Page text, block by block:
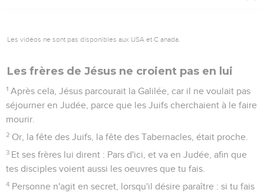
Les vidéos ne sont pas disponibles aux USA et C anada.
Les frères de Jésus ne croient pas en lui
1 Après cela, Jésus parcourait la Galilée, car il ne voulait pas
séjourner en Judée, parce que les Juifs cherchaient à le faire
mourir.
2 Or, la fête des Juifs, la fête des Tabernacles, était proche.
3 Et ses frères lui dirent : Pars d'ici, et va en Judée, afin que
tes disciples voient aussi les oeuvres que tu fais.
4 Personne n'agit en secret, lorsqu'il désire paraître : si tu fais